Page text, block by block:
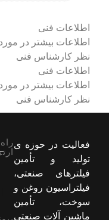
اطلاعات فنی
اطلاعات بیشتر در
نظر کارشناس فنی
اطلاعات فنی
اطلاعات بیشتر در
نظر کارشناس فنی
فعالیت در حوزه ی
تولید و تأمین
فیلترهای صنعتی،
فیلتراسیون روغن و
سوخت، تأمین
ماشین آلات صنعتی